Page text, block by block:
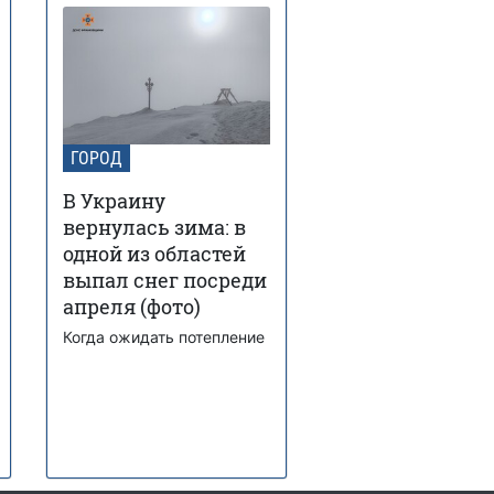
ГОРОД
В Украину
вернулась зима: в
одной из областей
выпал снег посреди
апреля (фото)
Когда ожидать потепление